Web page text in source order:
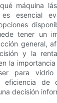
máquina
esencial
tener un
general,
y la
la
para
eficiencia de
decisión